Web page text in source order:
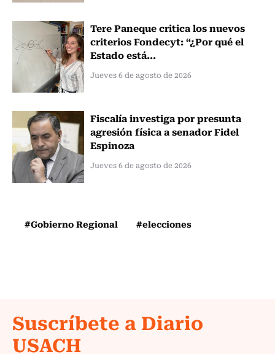
Tere Paneque critica los nuevos
criterios Fondecyt: “¿Por qué el
Estado está...
Jueves 6 de agosto de 2026
Fiscalía investiga por presunta
agresión física a senador Fidel
Espinoza
Jueves 6 de agosto de 2026
#Gobierno Regional #elecciones